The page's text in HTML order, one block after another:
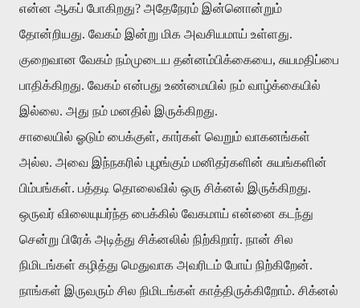
என்ன ஆகப் போகிறது? அதேநேரம் இன்னொன்றும்
தோன்றியது. வேகம் இன்று மிக அவசியமாய் உள்ளது.
குறைவான வேகம் நம்முடைய தன்னம்பிக்கையை, சுயமதிப்பை
பாதிக்கிறது. வேகம் என்பது உண்மையில் நம் வாழ்க்கையில்
இல்லை. அது நம் மனதில் இருக்கிறது.
சாலையில் ஓடும் பைக்குள், கார்கள் வெறும் வாகனங்கள்
அல்ல. அவை இந்நகரில் புழங்கும் மனிதர்களின் சுயங்களின்
பிம்பங்கள். பத்தடி தொலைவில் ஒரு சிக்னல் இருக்கிறது.
ஒருவர் விலையுயர்ந்த பைக்கில் வேகமாய் என்னை கடந்து
சென்று பிரேக் அடித்து சிக்னலில் நிற்கிறார். நான் சில
நிமிடங்கள் கழித்து மெதுவாக அவரிடம் போய் நிற்கிறேன்.
நாங்கள் இருவரும் சில நிமிடங்கள் காத்திருக்கிறோம். சிக்னல்